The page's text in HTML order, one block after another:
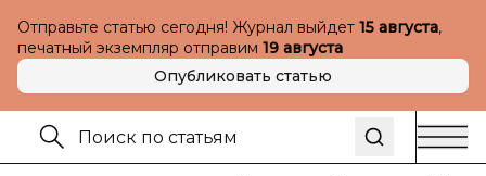
Отправьте статью сегодня! Журнал выйдет 15 августа,
печатный экземпляр отправим 19 августа
Опубликовать статью